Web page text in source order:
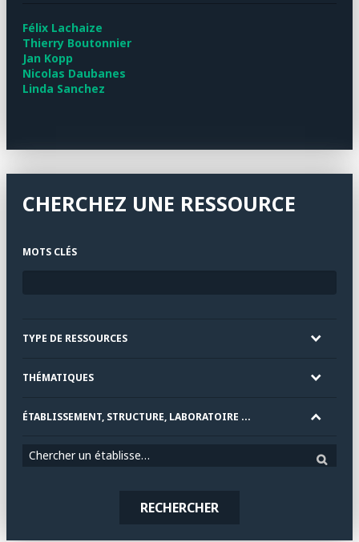
Félix Lachaize
Thierry Boutonnier
Jan Kopp
Nicolas Daubanes
Linda Sanchez
CHERCHEZ UNE RESSOURCE
MOTS CLÉS
TYPE DE RESSOURCES
THÉMATIQUES
ÉTABLISSEMENT, STRUCTURE, LABORATOIRE ...
Chercher un établissement
RECHERCHER